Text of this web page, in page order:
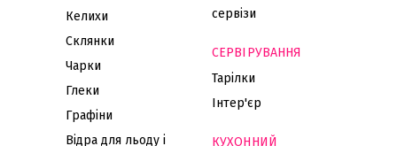
Келихи
Склянки
Чарки
Глеки
Графіни
Відра для льоду і
сервізи
СЕРВІРУВАННЯ
Тарілки
Інтер'єр
КУХОННИЙ